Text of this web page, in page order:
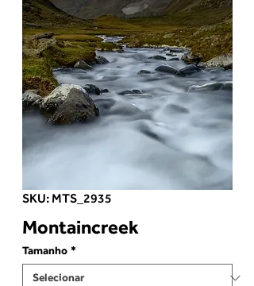
SKU: MTS_2935
Montaincreek
Tamanho *